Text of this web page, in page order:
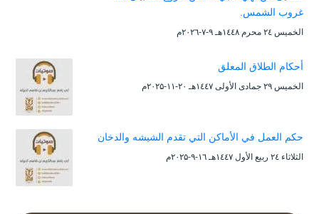
غروب الشمس.
الخميس ۲٤ محرم ۱٤٤۸هـ ۹-۷-۲۰۲٦م
أحكام الطلاق المعلق
الخميس ۲۹ جمادى الأولى ۱٤٤۷هـ ۲۰-۱۱-۲۰۲۵م
حكم العمل في الأماكن التي تقدم الشيشه والدخان
الثلاثاء ۲٤ ربيع الأول ۱٤٤۷هـ ۱٦-۹-۲۰۲۵م